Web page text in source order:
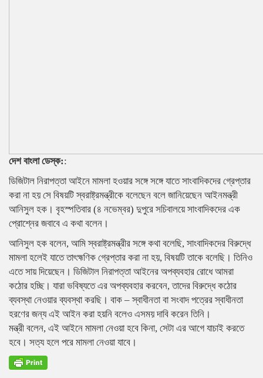
দেশ বাংলা ডেস্ক::
ডিজিটাল নিরাপত্তা আইনে মামলা হওয়ার সঙ্গে সঙ্গে যাতে সাংবাদিকদের গ্রেপ্তার
করা না হয় সে বিষয়টি স্বরাষ্ট্রমন্ত্রীকে বলেছেন বলে জানিয়েছেন আইনমন্ত্রী
আনিসুল হক। বৃহস্পতিবার (৪ নভেম্বর) দুপুরে সচিবালয়ে সাংবাদিকদের এক
প্রোশ্নের জবাবে এ কথা বলেন।
আনিসুল হক বলেন, আমি স্বরাষ্ট্রমন্ত্রীর সঙ্গে কথা বলেছি, সাংবাদিকদের বিরুদ্ধে
মামলা হলেই যাতে তাৎহ্মণিক গ্রেপ্তার করা না হয়, বিষয়টি তাকে বলেছি। তিনিও
এতে সায় দিয়েছেন। ডিজিটাল নিরাপত্তা আইনের অপব্যবহার রোধে আমরা
কঠোর হচ্ছি। যারা ভবিষ্যতে এর অপব্যবহার করবেন, তাদের বিরুদ্ধে কঠোর
ব্যবস্থা নেওয়ার ব্যবস্থা করছি। বাক – স্বাধীনতা বা সংবাদ পত্রের স্বাধীনতা
হরণের জন্য এই আইন করা হয়নি বলেও এসময় দাবি করেন তিনি।
মন্ত্রী বলেন, এই আইনে মামলা নেওয়া হবে কিনা, সেটা এর আগে যাচাই করতে
হবে। সত্য হলে পরে মামলা নেওয়া যাবে।